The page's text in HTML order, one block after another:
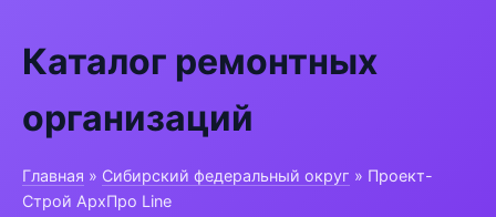
Каталог ремонтных
организаций
Главная » Сибирский федеральный округ » Проект-
Строй АрхПро Line